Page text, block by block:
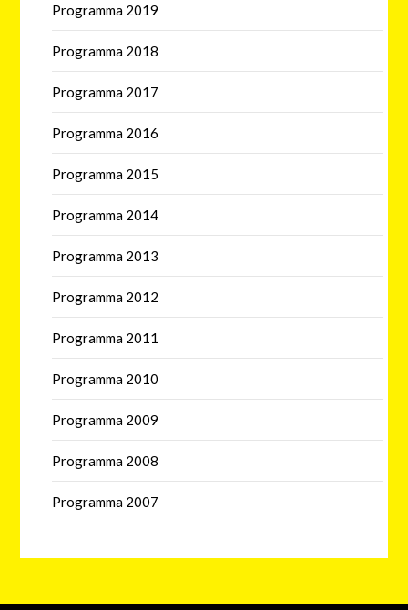
Programma 2019
Programma 2018
Programma 2017
Programma 2016
Programma 2015
Programma 2014
Programma 2013
Programma 2012
Programma 2011
Programma 2010
Programma 2009
Programma 2008
Programma 2007